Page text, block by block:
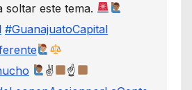
soltar este tema.
#GuanajuatoCapital
✌
☝